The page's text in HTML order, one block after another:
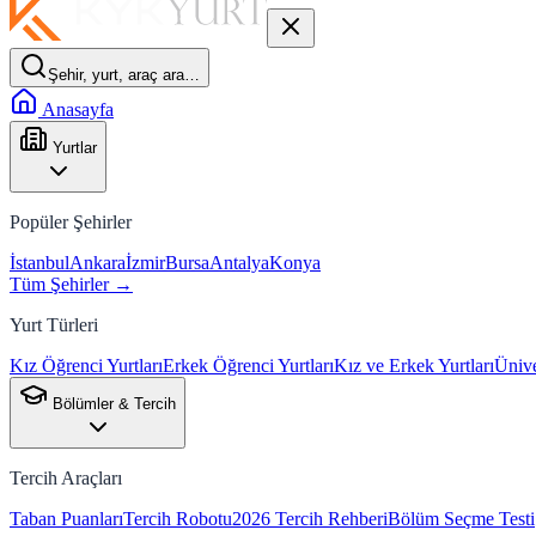
Şehir, yurt, araç ara…
Anasayfa
Yurtlar
Popüler Şehirler
İstanbulAnkaraİzmirBursaAntalyaKonya
Tüm Şehirler →
Yurt Türleri
Kız Öğrenci YurtlarıErkek Öğrenci YurtlarıKız ve Erkek Yurtları
Bölümler & Tercih
Tercih Araçları
Taban PuanlarıTercih Robotu2026 Tercih RehberiBölüm Seçme Testi